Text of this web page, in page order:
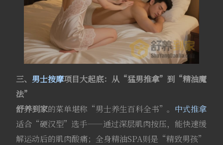
三、 男士按摩项目大起底：从“猛男推拿”到“精油魔
法”
舒养到家的菜单堪称“男士养生百科全书”。 中式推拿
适合“硬汉型”选手——通过深层肌肉按压，能快速缓
解运动后的肌肉酸痛；全身精油SPA则是“精致男孩”